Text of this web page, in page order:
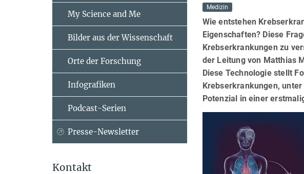
Medizin
Wie entstehen
Eigenschaften? Diese
Krebserkrankungen zu
der Leitung von Matthias
Diese Technologie stellt
Krebserkrankungen,
Potenzial in einer
My Science and Me
Bilder aus der Wissenschaft
Orte der Forschung
Infografiken
Podcast-Serien
Presse-Newsletter
Kontakt